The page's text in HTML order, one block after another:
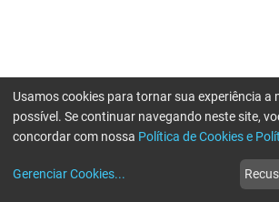
Usamos cookies para tornar sua experiência a
possível. Se continuar navegando neste site,
concordar com nossa Política de Cookies e
Gerenciar Cookies...
Erro ao enviar informações, por favor tente